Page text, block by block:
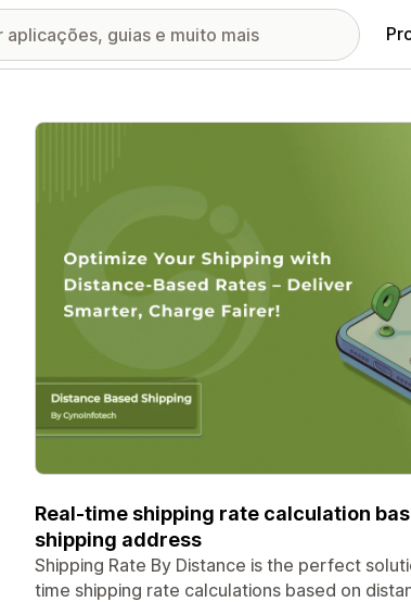
Galeria de imagens em destaque
Real-time shipping rate calculation
shipping address
Shipping Rate By Distance is the perfect
time shipping rate calculations based on